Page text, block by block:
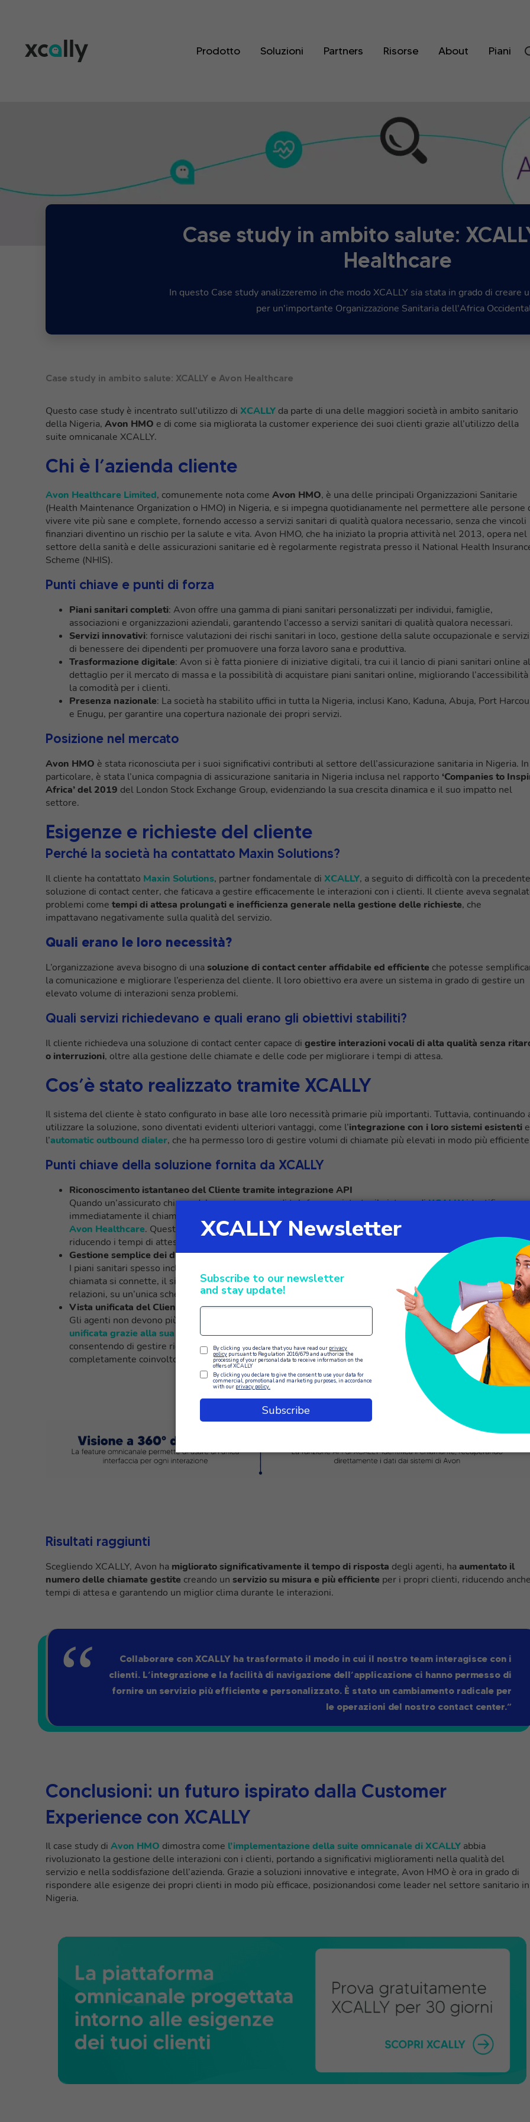
Prodotto Soluzioni Partners Risorse About Piani
Case study in ambito salute:
Healthcare
In questo Case study analizzeremo in che modo XCALLY sia stata in grado di creare
per un'importante Organizzazione Sanitaria dell'Africa
Case study in ambito salute: XCALLY e Avon Healthcare
Questo case study è incentrato sull’utilizzo di XCALLY da parte di una delle maggiori società in ambito sanitario
della Nigeria, Avon HMO e di come sia migliorata la customer experience dei suoi clienti grazie all’utilizzo della
suite omnicanale XCALLY.
Chi è l’azienda cliente
Avon Healthcare Limited, comunemente nota come Avon HMO, è una delle principali Organizzazioni Sanitarie
(Health Maintenance Organization o HMO) in Nigeria, e si impegna quotidianamente nel permettere alle persone
vivere vite più sane e complete, fornendo accesso a servizi sanitari di qualità qualora necessario, senza che vincoli
finanziari diventino un rischio per la salute e vita. Avon HMO, che ha iniziato la propria attività nel 2013, opera nel
settore della sanità e delle assicurazioni sanitarie ed è regolarmente registrata presso il National Health
Scheme (NHIS).
Punti chiave e punti di forza
Piani sanitari completi: Avon offre una gamma di piani sanitari personalizzati per individui, famiglie,
associazioni e organizzazioni aziendali, garantendo l’accesso a servizi sanitari di qualità qualora necessari.
Servizi innovativi: fornisce valutazioni dei rischi sanitari in loco, gestione della salute occupazionale e servizi
di benessere dei dipendenti per promuovere una forza lavoro sana e produttiva.
Trasformazione digitale: Avon si è fatta pioniere di iniziative digitali, tra cui il lancio di piani sanitari online al
dettaglio per il mercato di massa e la possibilità di acquistare piani sanitari online, migliorando
la comodità per i clienti.
Presenza nazionale: La società ha stabilito uffici in tutta la Nigeria, inclusi Kano, Kaduna, Abuja, Port
e Enugu, per garantire una copertura nazionale dei propri servizi.
Posizione nel mercato
Avon HMO è stata riconosciuta per i suoi significativi contributi al settore dell’assicurazione sanitaria in Nigeria. In
particolare, è stata l’unica compagnia di assicurazione sanitaria in Nigeria inclusa nel rapporto ‘Companies to
Africa’ del 2019 del London Stock Exchange Group, evidenziando la sua crescita dinamica e il suo impatto nel
settore.
Esigenze e richieste del cliente
Perché la società ha contattato Maxin Solutions?
Il cliente ha contattato Maxin Solutions, partner fondamentale di XCALLY, a seguito di difficoltà con la precedente
soluzione di contact center, che faticava a gestire efficacemente le interazioni con i clienti. Il cliente aveva
problemi come tempi di attesa prolungati e inefficienza generale nella gestione delle richieste, che
impattavano negativamente sulla qualità del servizio.
Quali erano le loro necessità?
L’organizzazione aveva bisogno di unasoluzione di contact center affidabile ed efficiente che potesse
la comunicazione e migliorare l’esperienza del cliente. Il loro obiettivo era avere un sistema in grado di gestire un
elevato volume di interazioni senza problemi.
Quali servizi richiedevano e quali erano gli obiettivi stabiliti?
Il cliente richiedeva una soluzione di contact center capace di gestire interazioni vocali di alta qualità senza
o interruzioni, oltre alla gestione delle chiamate e delle code per migliorare i tempi di attesa.
Cos’è stato realizzato tramite XCALLY
Il sistema del cliente è stato configurato in base alle loro necessità primarie più importanti. Tuttavia, continuando
utilizzare la soluzione, sono diventati evidenti ulteriori vantaggi, come l’integrazione con i loro sistemi esistenti e
l’automatic outbound dialer, che ha permesso loro di gestire volumi di chiamate più elevati in modo più
Punti chiave della soluzione fornita da XCALLY
Riconoscimento istantaneo del Cliente tramite integrazione API
Quando un’assicurato chiama dal proprio numero di telefono registrato, il sistema diXCALLYidentifica
immediatamente il chiamante e recupera i suoi dettagli tramite un’
Avon Healthcare. Questo consente agli agenti di visualizzare immediatamente i dettagli del chiamante,
riducendo i tempi di attesa e migliorando l’esperienza complessiva del cliente.
Gestione semplice dei dipendenti (tramite la funzione di Enhanced Caller Profile)
I piani sanitari spesso includono più dipendenti, e
semplifica la loro gestione. Una volta che la
chiamata si connette, il sistema visualizza tutti i dipendenti collegati alla polizza del chiamante, inclusi nomi
relazioni, su un’unica schermata, garantendo risposte rapide e accurate a qualsiasi richiesta.
Vista unificata del Cliente a 360° (supportata dalla Dashboard Omnicanale)
Gli agenti non devono più passare da una piattaforma all’altra:
XCALLY mantiene tutto su un’interfaccia
unificata grazie alla sua funzione Omnicanale. L’agente ha accesso immediato a tutti i dettagli rilevanti,
consentendo di gestire richieste, reclami e aggiornamenti delle polizze in modo efficiente, rimanendo
completamente coinvolto con il chiamante.
Risultati raggiunti
Scegliendo XCALLY, Avon ha migliorato significativamente il tempo di risposta degli agenti, haaumentato il
numero delle chiamate gestite creando un servizio su misura e più efficiente per i propri clienti, riducendo
tempi di attesa e garantendo un miglior clima durante le interazioni.
Collaborare con XCALLY ha trasformato il modo in cui il nostro team interagisce con i
clienti. L’integrazione e la facilità di navigazione dell’applicazione ci hanno permesso di
fornire un servizio più efficiente e personalizzato. È stato un cambiamento radicale per
le operazioni del nostro contact center.”
Conclusioni: un futuro ispirato dalla Customer
Experience con XCALLY
Il case study di Avon HMO dimostra come l’implementazione della suite omnicanale di XCALLY abbia
rivoluzionato la gestione delle interazioni con i clienti, portando a significativi miglioramenti nella qualità del
servizio e nella soddisfazione dell’azienda. Grazie a soluzioni innovative e integrate, Avon HMO è ora in grado di
rispondere alle esigenze dei propri clienti in modo più efficace, posizionandosi come leader nel settore sanitario in
Nigeria.